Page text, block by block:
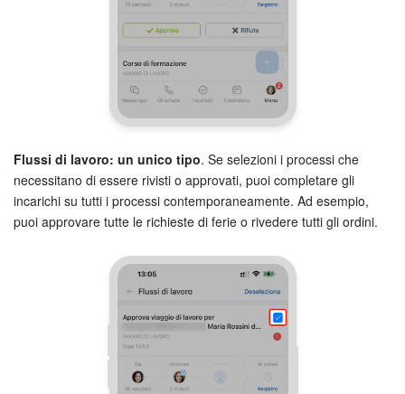
Knowledge base
Firma elettronica
Firma elettronica per HR
Automazione
Flussi di lavoro
Gestione inventario
Mio profilo
Flussi di lavoro: un unico tipo. Se selezioni i processi che
necessitano di essere rivisti o approvati, puoi completare gli
incarichi su tutti i processi contemporaneamente. Ad esempio,
puoi approvare tutte le richieste di ferie o rivedere tutti gli ordini.